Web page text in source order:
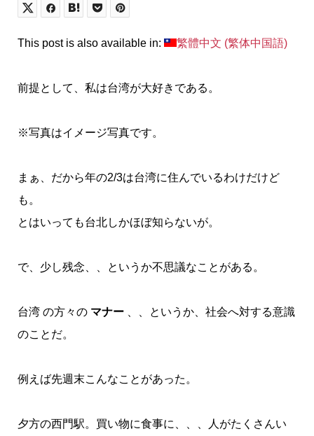
This post is also available in: 繁體中文 (繁体中国語)
前提として、私は台湾が大好きである。
※写真はイメージ写真です。
まぁ、だから年の2/3は台湾に住んでいるわけだけど
も。
とはいっても台北しかほぼ知らないが。
で、少し残念、、というか不思議なことがある。
台湾 の方々の マナー
、、というか、社会へ対する意識
のことだ。
例えば先週末こんなことがあった。
夕方の西門駅。買い物に食事に、、、人がたくさんい